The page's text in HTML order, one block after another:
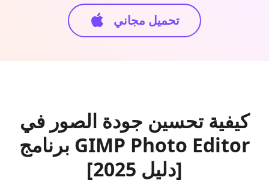
تحميل مجاني
كيفية تحسين جودة الصور في
برنامج GIMP Photo Editor
[دليل 2025]